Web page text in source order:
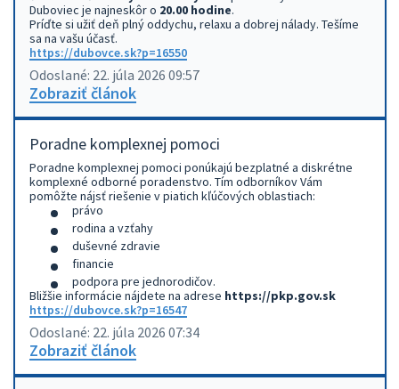
Duboviec je najneskôr o 20.00 hodine.
Príďte si užiť deň plný oddychu, relaxu a dobrej nálady. Tešíme
sa na vašu účasť.
https://dubovce.sk?p=16550
Odoslané: 22. júla 2026 09:57
Zobraziť článok
Poradne komplexnej pomoci
Poradne komplexnej pomoci ponúkajú bezplatné a diskrétne
komplexné odborné poradenstvo. Tím odborníkov Vám
pomôžte nájsť riešenie v piatich kľúčových oblastiach:
právo
rodina a vzťahy
duševné zdravie
financie
podpora pre jednorodičov.
Bližšie informácie nájdete na adrese https://pkp.gov.sk
https://dubovce.sk?p=16547
Odoslané: 22. júla 2026 07:34
Zobraziť článok